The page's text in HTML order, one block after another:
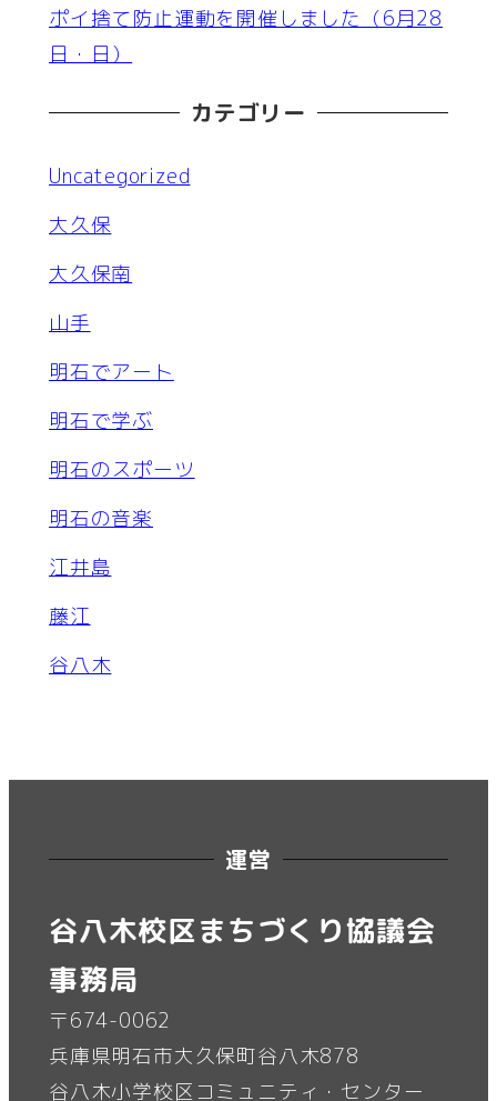
ポイ捨て防止運動を開催しました（6月28
日・日）
カテゴリー
Uncategorized
大久保
大久保南
山手
明石でアート
明石で学ぶ
明石のスポーツ
明石の音楽
江井島
藤江
谷八木
運営
谷八木校区まちづくり協議会
事務局
〒674-0062
兵庫県明石市大久保町谷八木878
谷八木小学校区コミュニティ・センター